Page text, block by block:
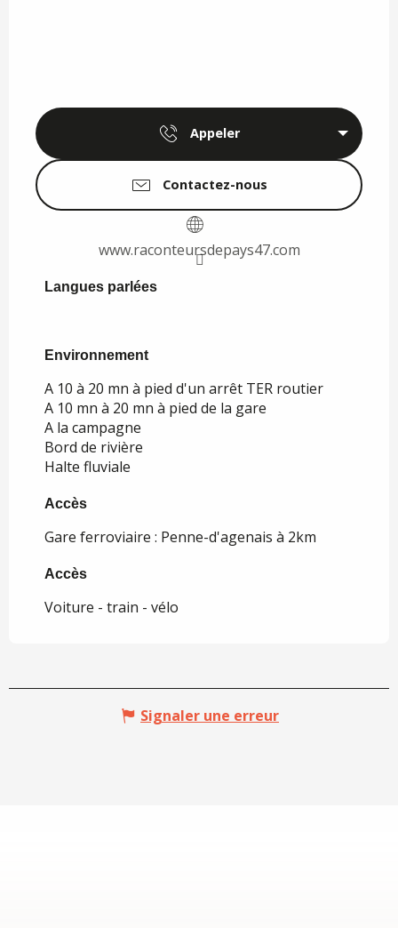
Appeler
Contactez-nous
www.raconteursdepays47.com
Langues parlées
Langues parlées
Environnement
Environnement
A 10 à 20 mn à pied d'un arrêt TER routier
A 10 mn à 20 mn à pied de la gare
A la campagne
Bord de rivière
Halte fluviale
Accès
Accès
Gare ferroviaire : Penne-d'agenais à 2km
Accès
Accès
Voiture - train - vélo
Signaler une erreur